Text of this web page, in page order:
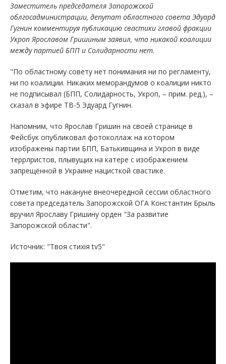
Заместитель председателя Запорожской
облгосадминистрации, депутат областного совета Эдуард
Гугнин комментируя публикацию свастики главой фракции
Укроп Ярославом Гришиным заявил, что никакой коалиции
между партией БПП и Солидарности нет.
"По областному совету нет понимания ни по регламенту,
ни по коалиции. Никаких меморандумов о коалиции никто
не подписывал (БПП, Солидарность, Укроп, – прим. ред.), –
сказал в эфире ТВ-5 Эдуард Гугнин.
Напомним, что Ярослав Гришин на своей странице в
Фейсбук опубликовал фотоколлаж на котором
изображены партии БПП, Батькивщина и Укроп в виде
террлристов, плывущих на катере с изображением
запрещённой в Украине нацисткой свастике.
Отметим, что накануне внеочередной сессии областного
совета председатель Запорожской ОГА Константин Брыль
вручил Ярославу Гришину орден "За развитие
Запорожской области".
Источник: "Твоя стихія tv5"